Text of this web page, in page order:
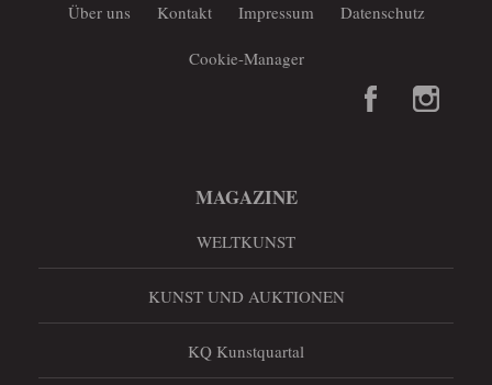
Über uns Kontakt Impressum Datenschutz
Cookie-Manager
MAGAZINE
WELTKUNST
KUNST UND AUKTIONEN
KQ Kunstquartal